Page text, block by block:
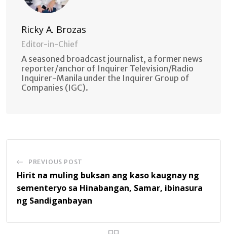
Ricky A. Brozas
Editor-in-Chief
A seasoned broadcast journalist, a former news
reporter/anchor of Inquirer Television/Radio
Inquirer-Manila under the Inquirer Group of
Companies (IGC).
PREVIOUS POST
Hirit na muling buksan ang kaso kaugnay ng
sementeryo sa Hinabangan, Samar, ibinasura
ng Sandiganbayan